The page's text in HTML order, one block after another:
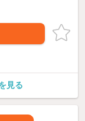
見る